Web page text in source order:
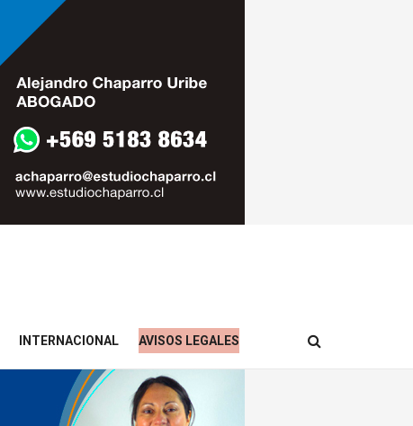
INTERNACIONAL AVISOS LEGALES